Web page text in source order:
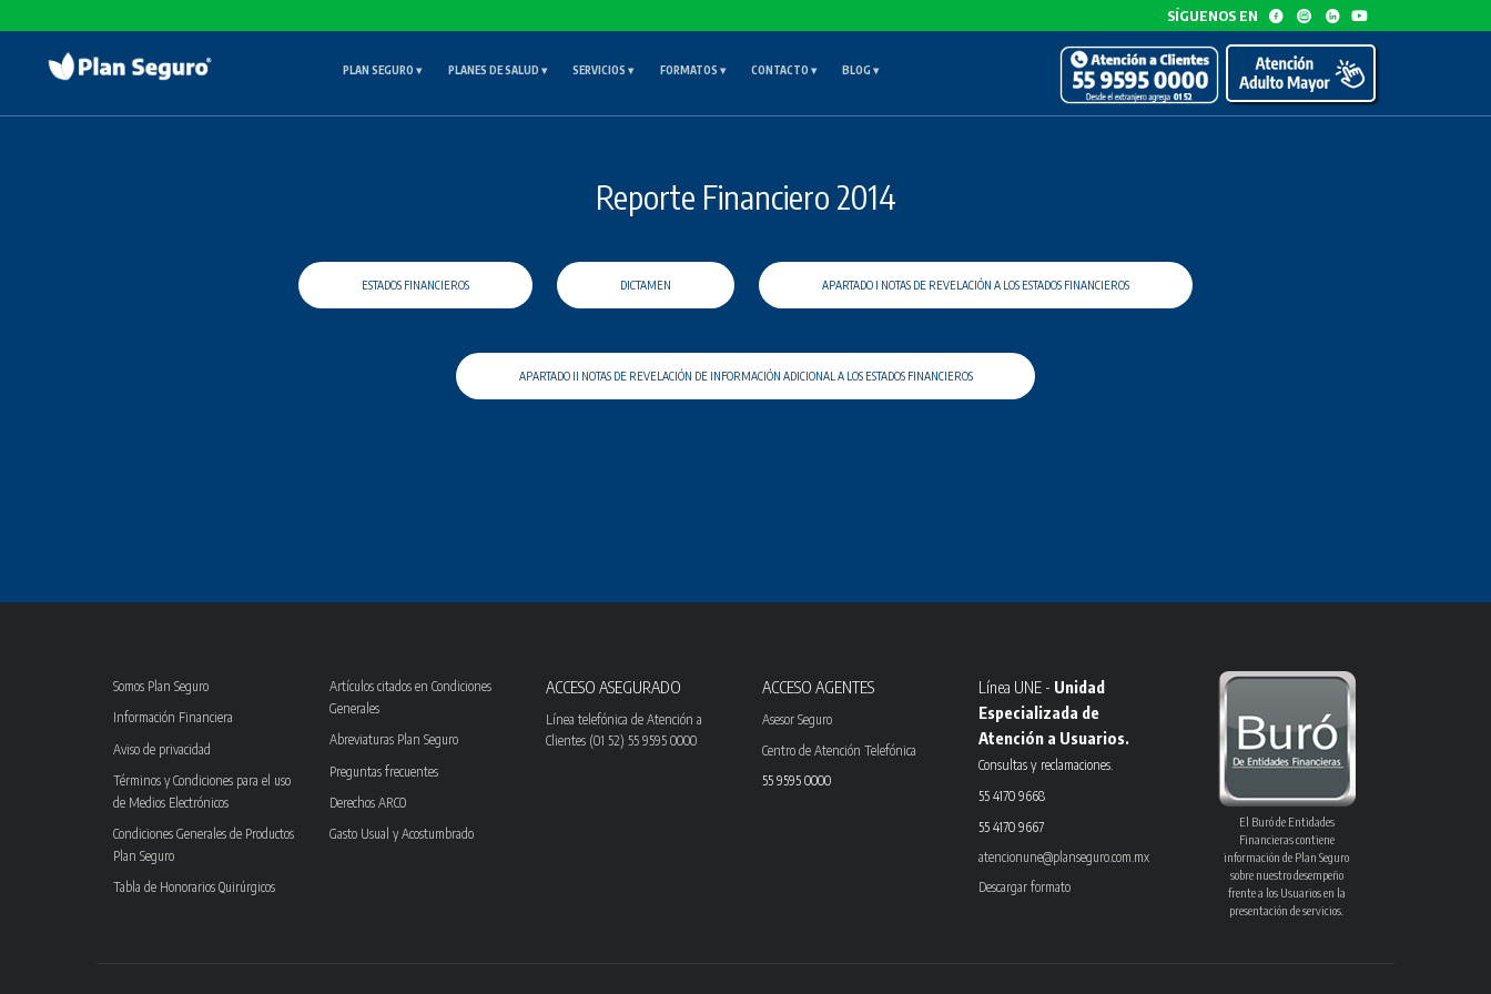
SÍGUENOS EN
PLAN SEGURO▾ PLANES DE SALUD ▾ SERVICIOS▾ FORMATOS ▾ CONTACTO ▾ BLOG▾
Reporte Financiero 2014
ESTADOS FINANCIEROS DICTAMEN APARTADO I NOTAS DE REVELACIÓN A LOS ESTADOS FINANCIEROS
APARTADO II NOTAS DE REVELACIÓN DE INFORMACIÓN ADICIONAL A LOS ESTADOS FINANCIEROS
Somos Plan Seguro
Información Financiera
Aviso de privacidad
Términos y Condiciones para el uso
de Medios Electrónicos
Condiciones Generales de Productos
Plan Seguro
Tabla de Honorarios Quirúrgicos
Artículos citados en Condiciones
Generales
Abreviaturas Plan Seguro
Preguntas frecuentes
Derechos ARCO
Gasto Usual y Acostumbrado
ACCESO ASEGURADO
Línea telefónica de Atención a
Clientes (01 52) 55 9595 0000
ACCESO AGENTES
Asesor Seguro
Centro de Atención Telefónica
55 9595 0000
Línea UNE - Unidad
Especializada de
Atención a Usuarios.
Consultas y reclamaciones.
55 4170 9668
55 4170 9667
atencionune@planseguro.com.mx
Descargar formato
El Buró de Entidades
Financieras contiene
información de Plan Seguro
sobre nuestro desempeño
frente a los Usuarios en la
presentación de servicios.